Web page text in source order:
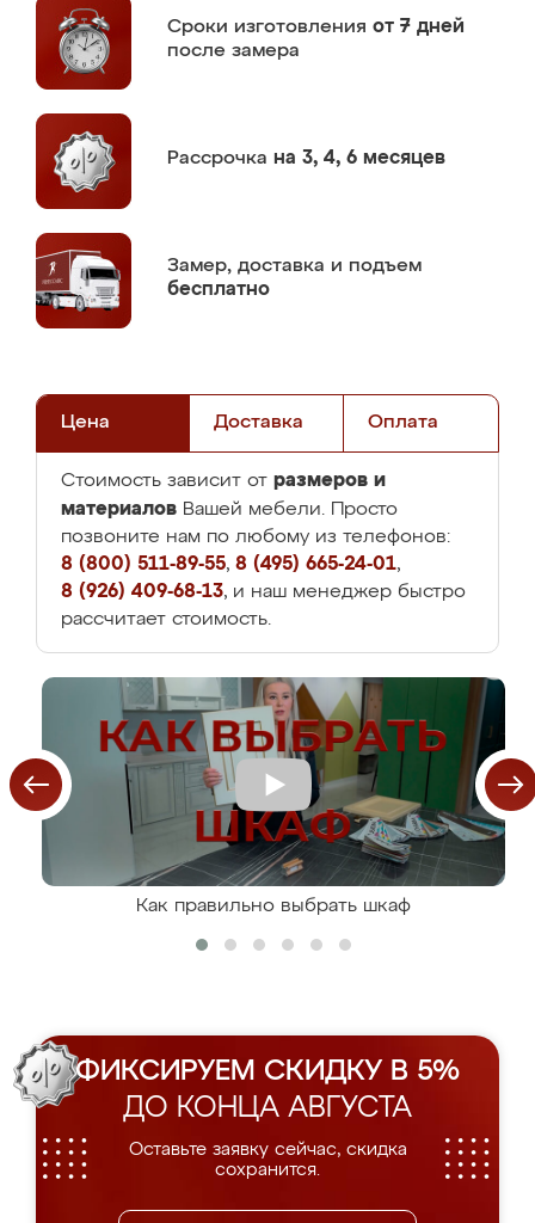
Сроки изготовления от 7 дней
после замера
Рассрочка на 3, 4, 6 месяцев
Замер, доставка и подъем
бесплатно
Цена Доставка Оплата
Стоимость зависит от размеров и
материалов Вашей мебели. Просто
позвоните нам по любому из телефонов:
8 (800) 511-89-55, 8 (495) 665-24-01,
8 (926) 409-68-13, и наш менеджер быстро
рассчитает стоимость.
Как правильно выбрать шкаф
ФИКСИРУЕМ СКИДКУ В 5%
ДО КОНЦА АВГУСТА
Оставьте заявку сейчас, скидка
сохранится.